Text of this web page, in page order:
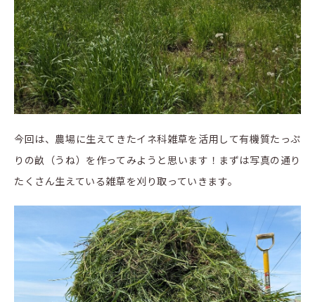
今回は、農場に生えてきたイネ科雑草を活用して有機質たっぷ
りの畝（うね）を作ってみようと思います！まずは写真の通り
たくさん生えている雑草を刈り取っていきます。